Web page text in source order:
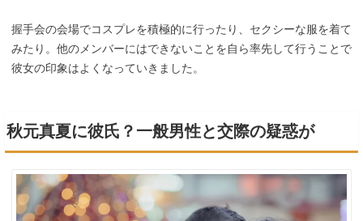
握手会の会場でコスプレを積極的に行ったり、セクシーな服を着て
みたり。他のメンバーにはできないことを自ら率先して行うことで
彼女の印象はよくなっていきました。
秋元真夏に彼氏？一般男性と交際の疑惑が